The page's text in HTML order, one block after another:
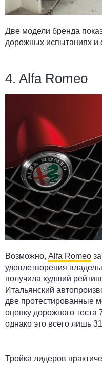
Две модели бренда
дорожных испытаниях и
4. Alfa Romeo
Возможно, Alfa Romeo
удовлетворения
получила худший
Итальянский
две протестированные
оценку дорожного
однако это всего лишь
Тройка лидеров